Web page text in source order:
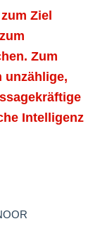
Ziel
Zum
unzählige,
Intelligenz